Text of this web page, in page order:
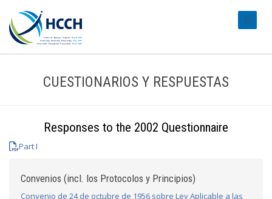
CUESTIONARIOS Y RESPUESTAS
Responses to the 2002 Questionnaire
Part I
Convenios (incl. los Protocolos y Principios)
Convenio de 24 de octubre de 1956 sobre Ley Aplicable a las